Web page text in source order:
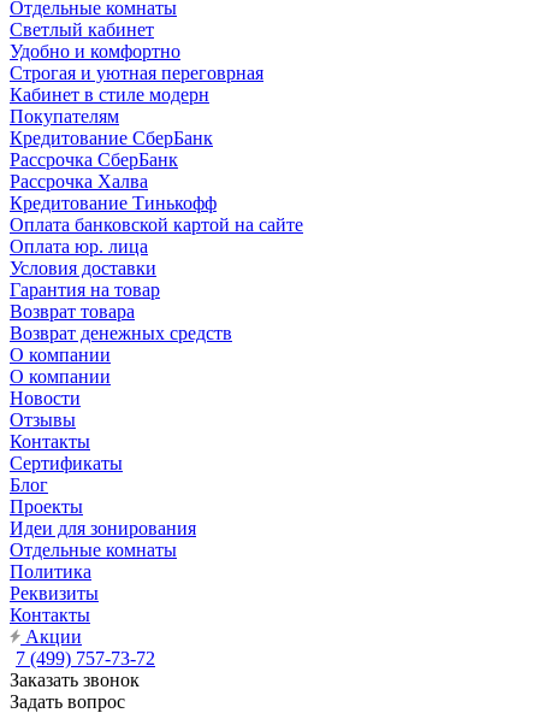
Отдельные комнаты
Светлый кабинет
Удобно и комфортно
Строгая и уютная переговрная
Кабинет в стиле модерн
Покупателям
Кредитование СберБанк
Рассрочка СберБанк
Рассрочка Халва
Кредитование Тинькофф
Оплата банковской картой на сайте
Оплата юр. лица
Условия доставки
Гарантия на товар
Возврат товара
Возврат денежных средств
О компании
О компании
Новости
Отзывы
Контакты
Сертификаты
Блог
Проекты
Идеи для зонирования
Отдельные комнаты
Политика
Реквизиты
Контакты
Акции
7 (499) 757-73-72
Заказать звонок
Задать вопрос